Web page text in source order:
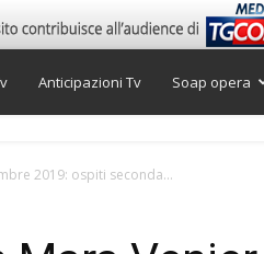
Anticipazioni Tv Soap opera
2019: ospiti seconda...